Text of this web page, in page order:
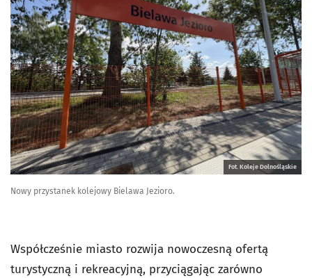
Fot. Koleje Dolnośląskie
Nowy przystanek kolejowy Bielawa Jezioro.
Współcześnie miasto rozwija nowoczesną ofertą
turystyczną i rekreacyjną, przyciągając zarówno